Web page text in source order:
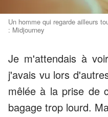
Un homme qui regarde ailleurs
: Midjourney
Je m'attendais à
j'avais vu lors
mêlée à la prise de
bagage trop lourd.